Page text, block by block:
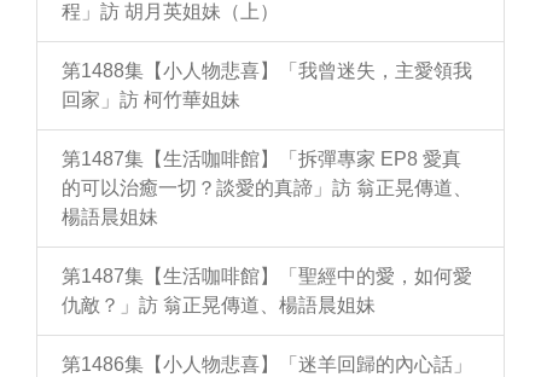
程」訪 胡月英姐妹（上）
第1488集【小人物悲喜】「我曾迷失，主愛領我
回家」訪 柯竹華姐妹
第1487集【生活咖啡館】「拆彈專家 EP8 愛真
的可以治癒一切？談愛的真諦」訪 翁正晃傳道、
楊語晨姐妹
第1487集【生活咖啡館】「聖經中的愛，如何愛
仇敵？」訪 翁正晃傳道、楊語晨姐妹
第1486集【小人物悲喜】「迷羊回歸的內心話」